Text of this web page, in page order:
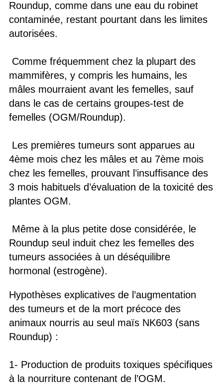
Roundup, comme dans une eau du robinet
contaminée, restant pourtant dans les limites
autorisées.
Comme fréquemment chez la plupart des
mammifères, y compris les humains, les
mâles mourraient avant les femelles, sauf
dans le cas de certains groupes-test de
femelles (OGM/Roundup).
Les premières tumeurs sont apparues au
4ème mois chez les mâles et au 7ème mois
chez les femelles, prouvant l’insuffisance des
3 mois habituels d’évaluation de la toxicité des
plantes OGM.
Même à la plus petite dose considérée, le
Roundup seul induit chez les femelles des
tumeurs associées à un déséquilibre
hormonal (estrogène).
Hypothèses explicatives de l’augmentation
des tumeurs et de la mort précoce des
animaux nourris au seul maïs NK603 (sans
Roundup) :
1- Production de produits toxiques spécifiques
à la nourriture contenant de l’OGM.